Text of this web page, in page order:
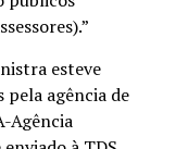
esteve
pela agência de
Agência